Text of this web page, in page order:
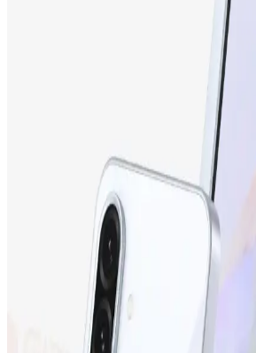
Apple iPhone 17 ve iPhone 15
Özellikler ve Kullanıcı Yorumları
İki popüler iPhone modeli olan iPhone 17 ve
ekran, kamera, batarya ve depolama
kullanıcı yorumlarıyla performans
Samsung Galaxy M13
ve Gelişmiş Özelliklere Sahip
Samsung Galaxy M13, uygun fiyatıyla
güçlü bataryası ve gelişmiş kamerasıyla
bir akıllı telefon seçeneğidir.
Tecno Camon 19 Neo ve Tecno
Karşılaştırması: Hangi Telefon
Tecno Camon 19 Neo ve Tecno Spark
yorumları ve karşılaştırmasıyla,